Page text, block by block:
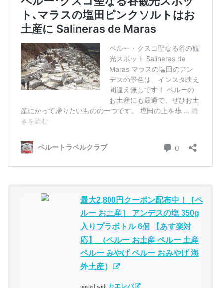
最大2,800円クーポン配布中！［ペ
ルー お土産］ アンデスの塩 350g
入りプラボトル 6個 【あす楽対
応】 （ペルー お土産 ペルー 土産
ペルー みやげ ペルー おみやげ 海
外土産）
posted with カエレバ